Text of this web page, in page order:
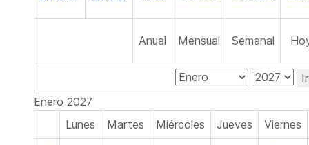
Anual Mensual Semanal
Enero 2027
Lunes
Martes Miércoles Jueves Viernes